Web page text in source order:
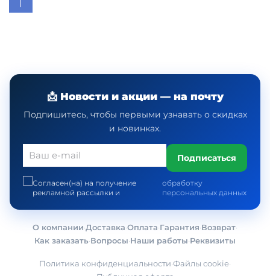
📩 Новости и акции — на почту
Подпишитесь, чтобы первыми узнавать о скидках
и новинках.
Подписаться
Согласен(на) на получение
рекламной рассылки и
обработку
персональных данных
О компании·Доставка·Оплата·Гарантия·Возврат·
Как заказать·Вопросы·Наши работы·Реквизиты
Политика конфиденциальности·Файлы cookie·